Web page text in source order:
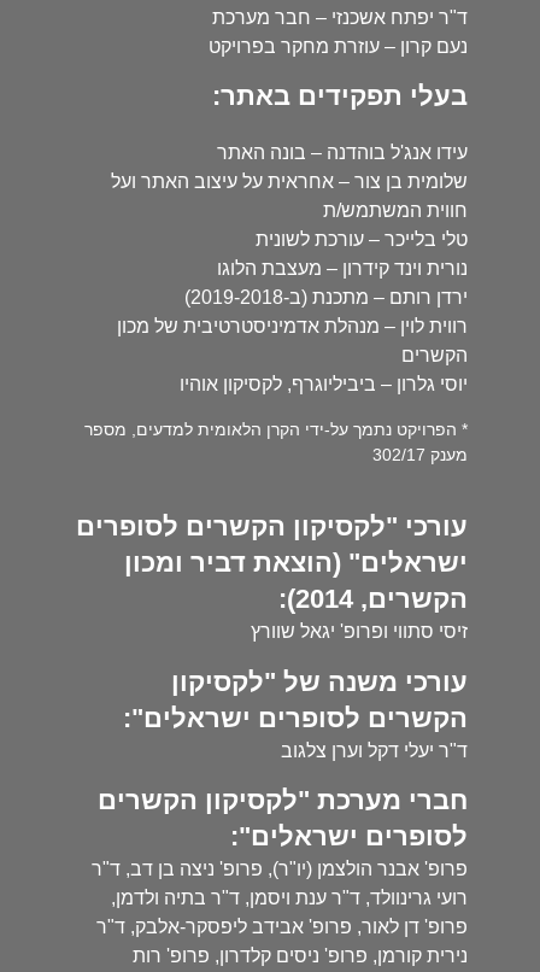
ד"ר יפתח אשכנזי – חבר מערכת
נעם קרון – עוזרת מחקר בפרויקט
בעלי תפקידים באתר:
עידו אנג'ל בוהדנה – בונה האתר
שלומית בן צור – אחראית על עיצוב האתר ועל
חווית המשתמש/ת
טלי בלייכר – עורכת לשונית
נורית וינד קידרון – מעצבת הלוגו
ירדן רותם – מתכנת (ב-2019-2018)
רווית לוין – מנהלת אדמיניסטרטיבית של מכון
הקשרים
יוסי גלרון – ביביליוגרף, לקסיקון אוהיו
* הפרויקט נתמך על-ידי הקרן הלאומית למדעים, מספר
מענק 302/17
עורכי "לקסיקון הקשרים לסופרים
ישראלים" (הוצאת דביר ומכון
הקשרים, 2014):
זיסי סתווי ופרופ' יגאל שוורץ
עורכי משנה של "לקסיקון
הקשרים לסופרים ישראלים":
ד"ר יעלי דקל וערן צלגוב
חברי מערכת "לקסיקון הקשרים
לסופרים ישראלים":
פרופ' אבנר הולצמן (יו"ר), פרופ' ניצה בן דב, ד"ר
רועי גרינוולד, ד"ר ענת ויסמן, ד"ר בתיה ולדמן,
פרופ' דן לאור, פרופ' אבידב ליפסקר-אלבק, ד"ר
נירית קורמן, פרופ' ניסים קלדרון, פרופ' רות